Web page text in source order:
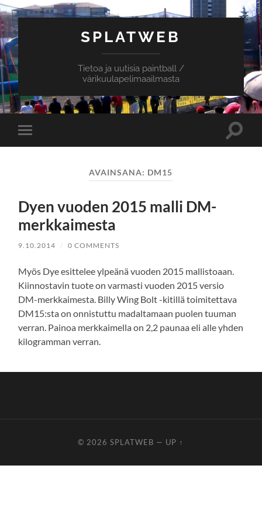
SPLATWEB
Tietoa ja uutisia paintball /
värikuulapelimaailmasta
Toggle
mobile
Toggle
AVAINSANA: DM15
Dyen vuoden 2015 malli DM-
merkkaimesta
9.10.2014 / 0 COMMENTS
Myös Dye esittelee ylpeänä vuoden 2015 mallistoaan.
Kiinnostavin tuote on varmasti vuoden 2015 versio
DM-merkkaimesta. Billy Wing Bolt -kitillä toimitettava
DM15:sta on onnistuttu madaltamaan puolen tuuman
verran. Painoa merkkaimella on 2,2 paunaa eli alle yhden
kilogramman verran.
© 2026SPLATWEB — UP ↑